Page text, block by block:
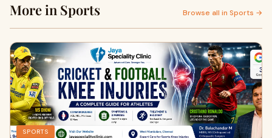
More in Sports Browse all in Sports →
SPORTS